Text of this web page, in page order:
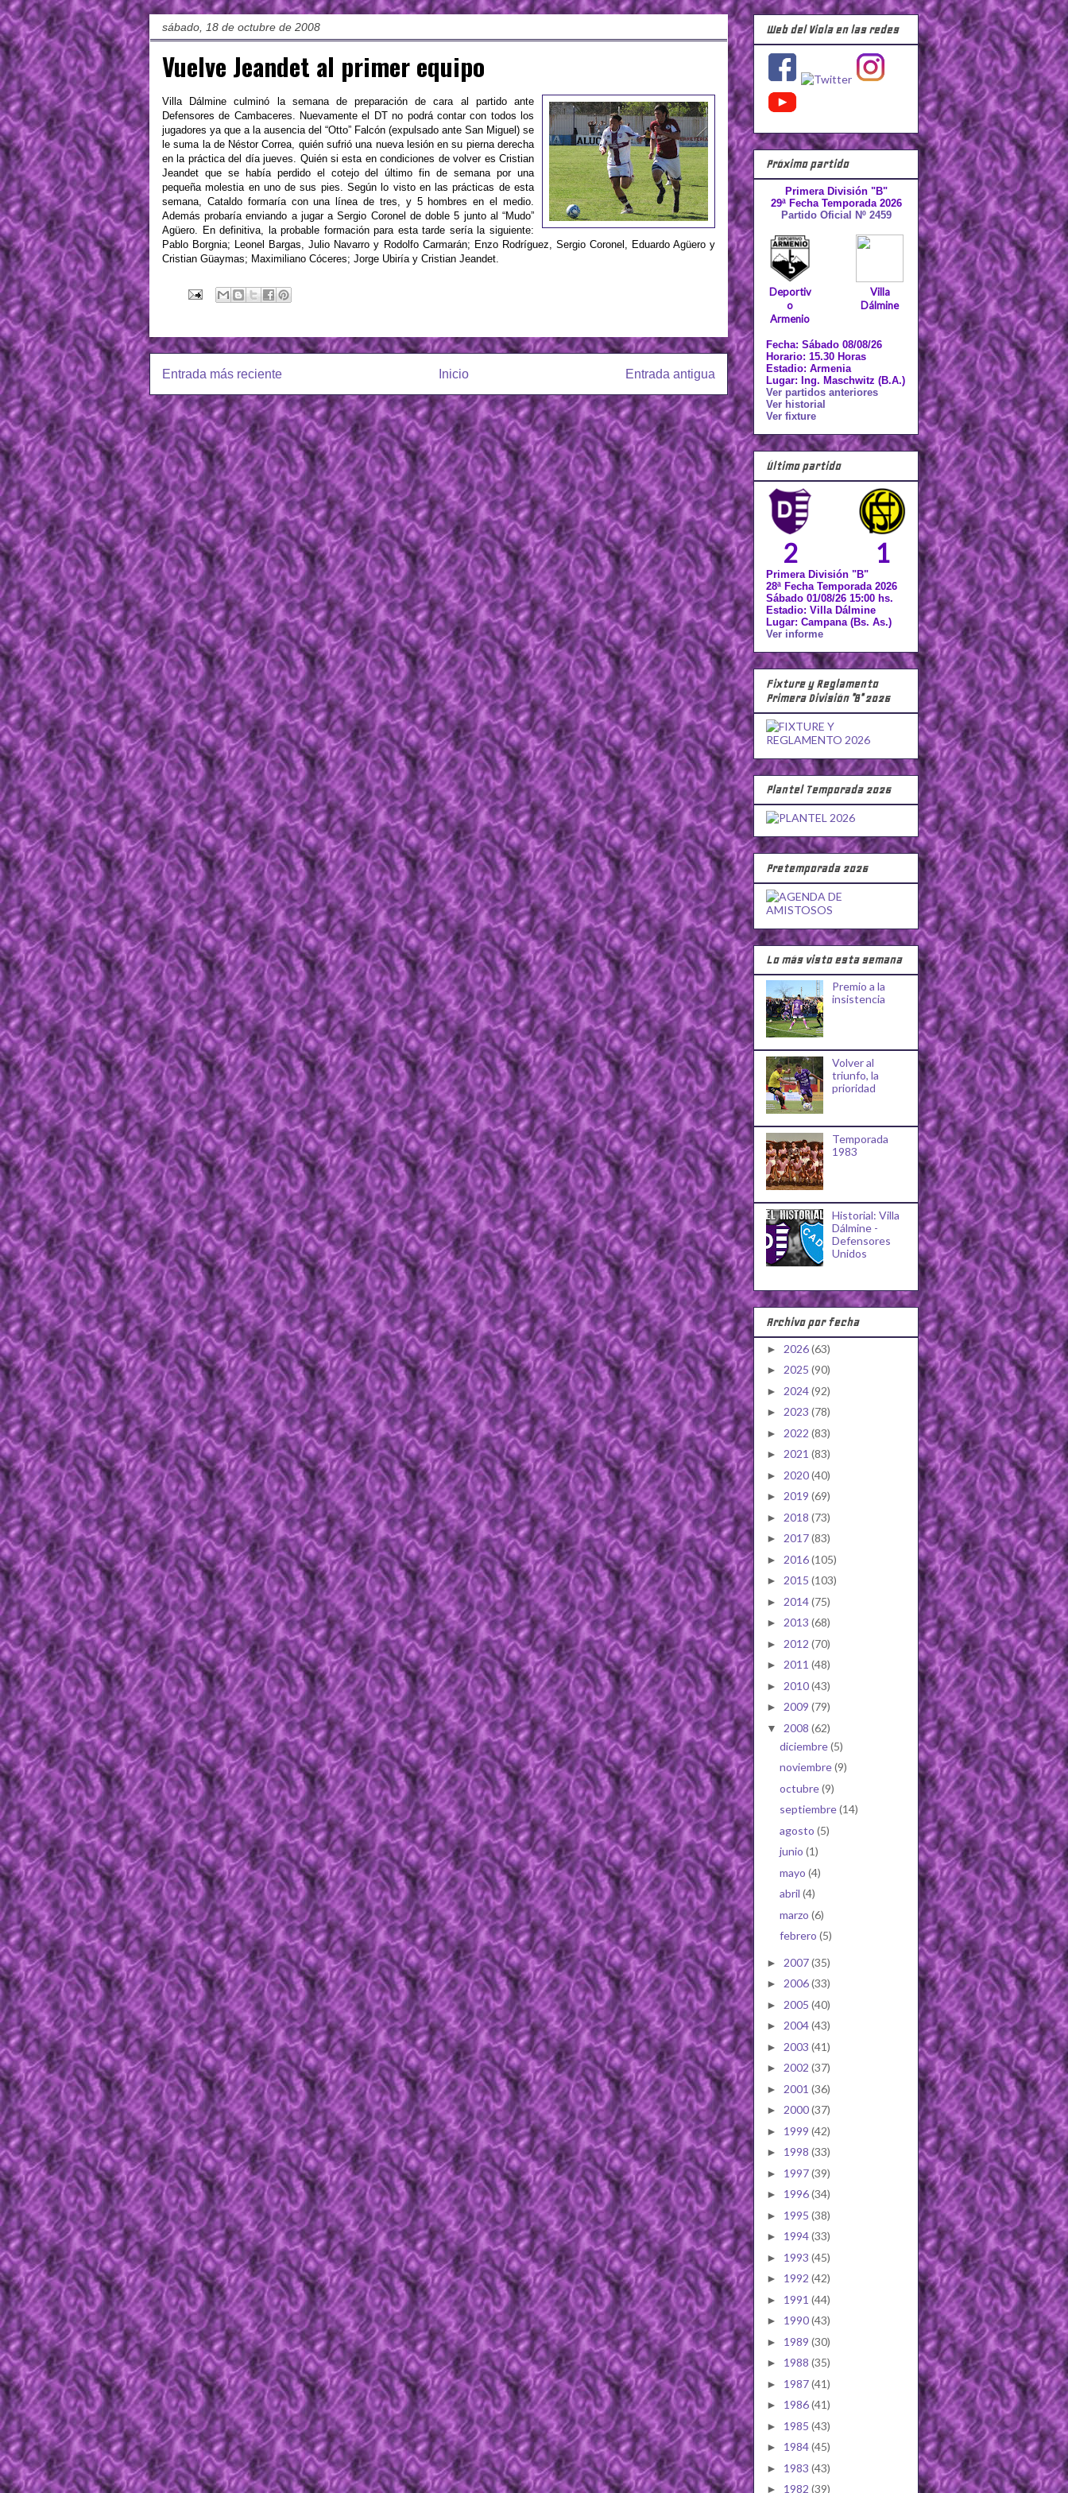
sábado, 18 de octubre de 2008
Vuelve Jeandet al primer equipo
Villa Dálmine culminó la semana de preparación de cara al partido ante
Defensores de Cambaceres. Nuevamente el DTno podrá contar con todos los
jugadores ya que a la ausencia del “Otto” Falcón (expulsado ante San Miguel) se
le suma la de NéstorCorrea, quién sufrió una nueva lesión en su pierna derecha
en la práctica del día jueves. Quién si esta en condiciones de volver es Cristian
Jeandet que se había perdido el cotejo del último fin de semana por una
pequeña molestia en uno de sus pies. Según lo visto en las prácticas de esta
semana, Cataldo formaría con una línea de tres, y 5 hombres en el medio.
Además probaría enviando a jugar a Sergio Coronel de doble 5 junto al “Mudo”
Agüero. En definitiva, la probable formación para esta tarde sería la siguiente:
Pablo Borgnia; Leonel Bargas, Julio Navarro y Rodolfo Carmarán; Enzo Rodríguez, Sergio Coronel, Eduardo Agüero y
Cristian Güaymas; Maximiliano Cóceres; Jorge Ubiríay Cristian Jeandet.
Entrada más reciente Entrada antigua
Inicio
Web del Viola en las redes
Próximo partido
Primera División "B"
29ª Fecha Temporada 2026
Partido Oficial Nº 2459
Deportiv
o
Armenio
Villa
Dálmine
Fecha: Sábado 08/08/26
Horario: 15.30 Horas
Estadio: Armenia
Lugar: Ing. Maschwitz (B.A.)
Ver partidos anteriores
Ver historial
Ver fixture
Último partido
2 1
Primera División "B"
28ª Fecha Temporada 2026
Sábado 01/08/26 15:00 hs.
Estadio: Villa Dálmine
Lugar: Campana (Bs. As.)
Ver informe
Fixture y Reglamento
Primera División "B" 2026
Plantel Temporada 2026
Pretemporada 2026
Lo más visto esta semana
Premio a la
insistencia
Volver al
triunfo, la
prioridad
Temporada
1983
Historial: Villa
Dálmine -
Defensores
Unidos
Archivo por fecha
► 2026(63)
► 2025 (90)
► 2024(92)
► 2023 (78)
► 2022 (83)
► 2021 (83)
► 2020(40)
► 2019 (69)
► 2018 (73)
► 2017(83)
► 2016(105)
► 2015 (103)
► 2014(75)
► 2013 (68)
► 2012 (70)
► 2011 (48)
► 2010(43)
► 2009 (79)
▼ 2008 (62)
diciembre(5)
noviembre(9)
octubre(9)
septiembre(14)
agosto (5)
junio (1)
mayo (4)
abril (4)
marzo (6)
febrero (5)
► 2007(35)
► 2006(33)
► 2005 (40)
► 2004(43)
► 2003 (41)
► 2002 (37)
► 2001 (36)
► 2000(37)
► 1999 (42)
► 1998 (33)
► 1997(39)
► 1996(34)
► 1995 (38)
► 1994(33)
► 1993 (45)
► 1992 (42)
► 1991 (44)
► 1990(43)
► 1989 (30)
► 1988 (35)
► 1987(41)
► 1986(41)
► 1985 (43)
► 1984(45)
► 1983 (43)
► 1982 (39)